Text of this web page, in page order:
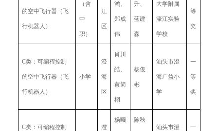
的空中飞行器（飞
行机器人）
（含
中
职）
江
区
鸿、
郑成
伟
升、
蓝建
森
大学附属
濠江实验
学校
等
奖
C类：可编程控制
的空中飞行器（飞
行机器人）
小学
澄
海
区
肖川
皓、
黄简
栩
杨俊
彬
汕头市澄
海广益小
学
一
等
奖
C类：可编程控制 澄
杨曦 陈秋
汕头市澄 一